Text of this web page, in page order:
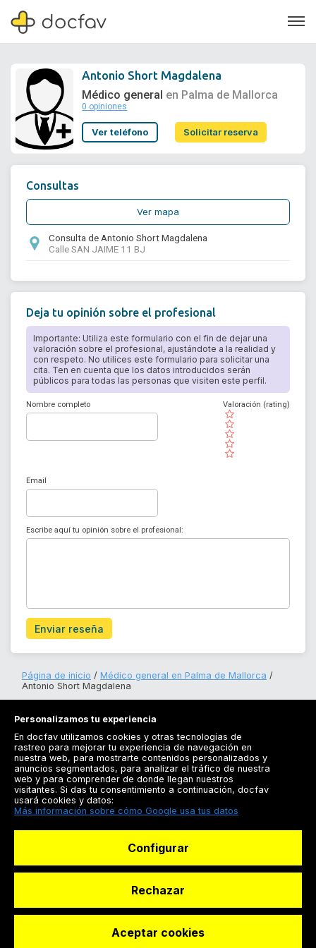
Soporte
Antonio Short Magdalena
Médico general en Palma de Mallorca
0 opiniones
Ver teléfono Solicitar reserva
Consultas
Ver mapa
Consulta de Antonio Short Magdalena
Calle SAN JAIME 11 BJ
Deja tu opinión sobre el profesional
Importante: Utiliza este formulario con el fin de dejar una
valoración sobre el profesional, ajustándote a la realidad y
con respeto. No utilices este formulario para solicitar una
cita. Ten en cuenta que los datos introducidos serán
públicos para todas las personas que visiten este perfil.
Nombre completo
( )
( )
( )
( )
( )
Valoración (rating)
Email
Escribe aquí tu opinión sobre el profesional:
Enviar reseña
Página de inicio
Médico general en Palma de Mallorca
Antonio Short Magdalena
Registrarse
Docfav
© Dashboard Technologies S.L
Personalizamos tu experiencia
En docfav utilizamos cookies y otras tecnologías de
rastreo para mejorar tu experiencia de navegación en
nuestra web, para mostrarte contenidos personalizados y
anuncios segmentados, para analizar el tráfico de nuestra
web y para comprender de donde llegan nuestros
visitantes. Si das tu consentimiento a continuación, docfav
usará cookies y datos:
Más información sobre cómo Google usa tus datos
Configurar
Rechazar
Aceptar cookies